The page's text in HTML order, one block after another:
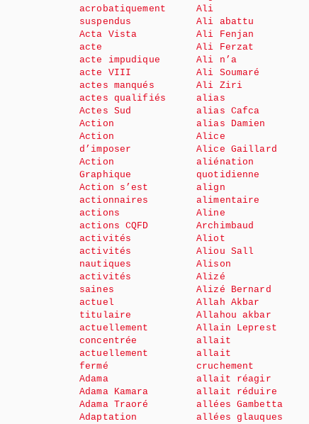
acrobatiquement
suspendus
Acta Vista
acte
acte impudique
acte VIII
actes manqués
actes qualifiés
Actes Sud
Action
Action
d’imposer
Action
Graphique
Action s’est
actionnaires
actions
actions CQFD
activités
activités
nautiques
activités
saines
actuel
titulaire
actuellement
concentrée
actuellement
fermé
Adama
Adama Kamara
Adama Traoré
Adaptation
Ali
Ali abattu
Ali Fenjan
Ali Ferzat
Ali n’a
Ali Soumaré
Ali Ziri
alias
alias Cafca
alias Damien
Alice
Alice Gaillard
aliénation
quotidienne
align
alimentaire
Aline
Archimbaud
Aliot
Aliou Sall
Alison
Alizé
Alizé Bernard
Allah Akbar
Allahou akbar
Allain Leprest
allait
allait
cruchement
allait réagir
allait réduire
allées Gambetta
allées glauques